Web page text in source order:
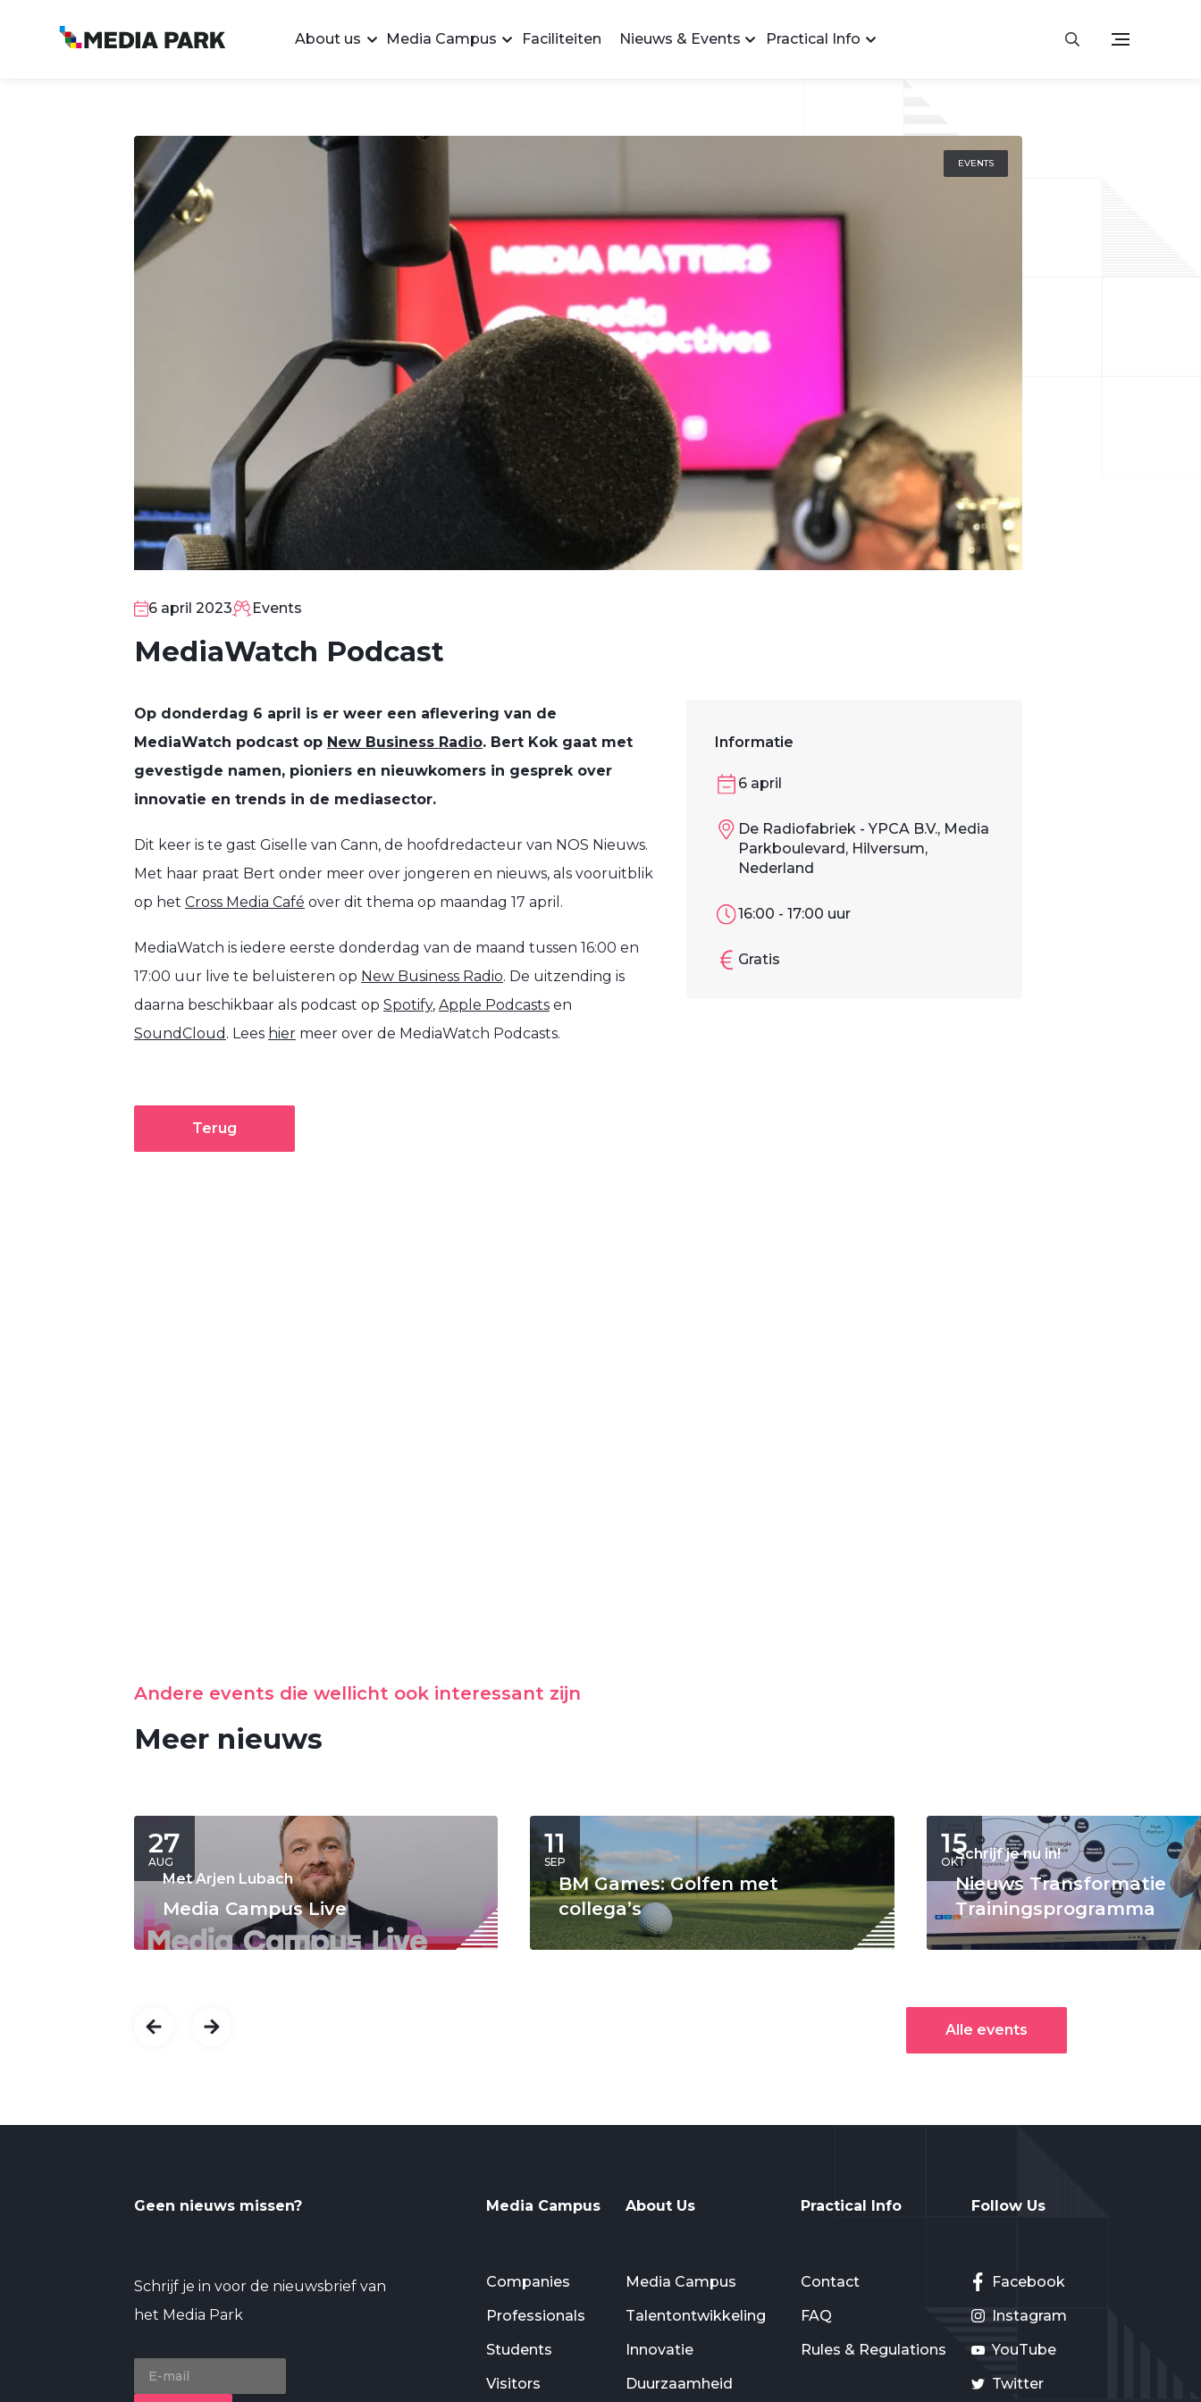
About us Media Campus Faciliteiten Nieuws & Events Practical Info
EVENTS
6
APR
6 april 2023 Events
MediaWatch Podcast
Informatie
6 april
De Radiofabriek - YPCA B.V., Media
Parkboulevard, Hilversum,
Nederland
16:00 - 17:00 uur
Gratis
Op donderdag 6 april is er weer een aflevering van de
MediaWatch podcast op New Business Radio. Bert Kok gaat met
gevestigde namen, pioniers en nieuwkomers in gesprek over
innovatie en trends in de mediasector.
Dit keer is te gast Giselle van Cann, de hoofdredacteur van NOS Nieuws.
Met haar praat Bert onder meer over jongeren en nieuws, als vooruitblik
op het Cross Media Café over dit thema op maandag 17 april.
MediaWatch is iedere eerste donderdag van de maand tussen 16:00 en
17:00 uur live te beluisteren op New Business Radio. De uitzending is
daarna beschikbaar als podcast op Spotify, Apple Podcasts en
SoundCloud . Lees hier meer over de MediaWatch Podcasts.
Terug
Andere events die wellicht ook interessant zijn
Meer nieuws
27
AUG
Met Arjen Lubach
Media Campus Live
11
SEP
BM Games: Golfen met
collega’s
15
OKTSchrijf je nu in!
Nieuws Transformatie
Trainingsprogramma
Alle events
Geen nieuws missen?
Schrijf je in voor de nieuwsbrief van
het Media Park
Media Campus
Companies
Professionals
Students
Visitors
About Us
Media Campus
Talentontwikkeling
Innovatie
Duurzaamheid
Practical Info
Contact
FAQ
Rules & Regulations
Follow Us
Facebook
Instagram
YouTube
Twitter